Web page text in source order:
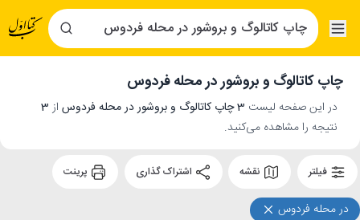
چاپ کاتالوگ و بروشور در محله فردوس
در این صفحه لیست 3 چاپ کاتالوگ و بروشور در محله فردوس از 3
نتیجه را مشاهده می‌کنید.
فیلتر نقشه
در محله فردوس